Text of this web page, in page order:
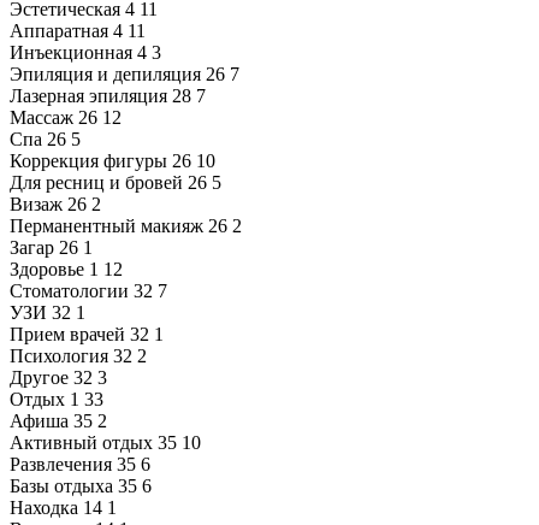
Эстетическая 4 11
Аппаратная 4 11
Инъекционная 4 3
Эпиляция и депиляция 26 7
Лазерная эпиляция 28 7
Массаж 26 12
Спа 26 5
Коррекция фигуры 26 10
Для ресниц и бровей 26 5
Визаж 26 2
Перманентный макияж 26 2
Загар 26 1
Здоровье 1 12
Стоматологии 32 7
УЗИ 32 1
Прием врачей 32 1
Психология 32 2
Другое 32 3
Отдых 1 33
Афиша 35 2
Активный отдых 35 10
Развлечения 35 6
Базы отдыха 35 6
Находка 14 1